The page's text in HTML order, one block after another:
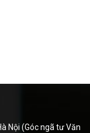
Nội (Góc ngã tư Văn